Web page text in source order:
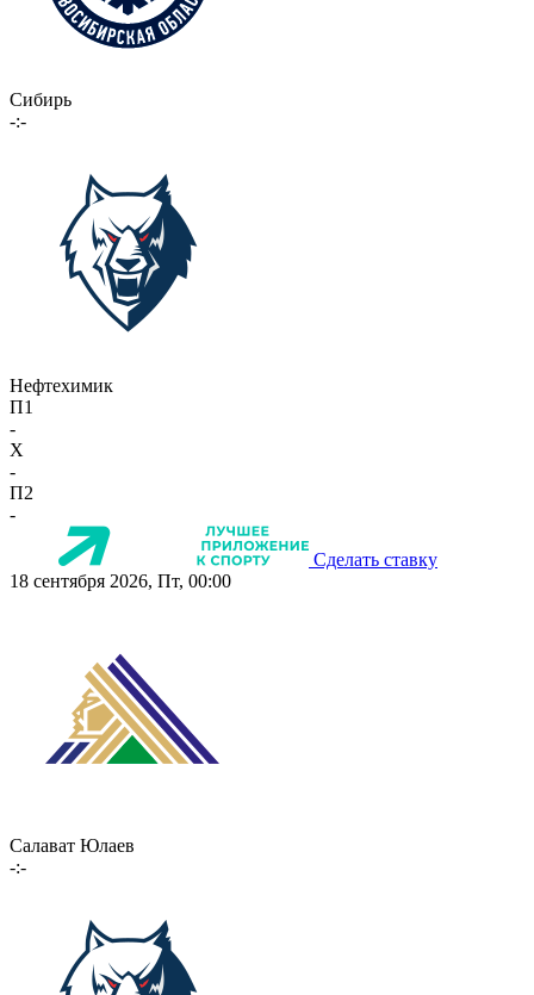
Сибирь
-:-
Нефтехимик
П1
-
X
-
П2
-
Сделать ставку
18 сентября 2026, Пт, 00:00
Салават Юлаев
-:-